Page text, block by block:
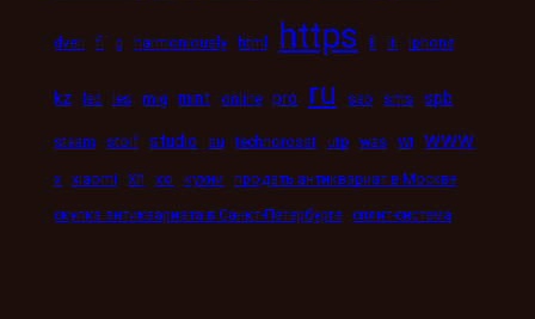
dveri fi g harmoniously html https ii iii iphone
kz led les mig mint online pro ru seo sms spb
steam stolf studio su technorosst utp was wi www
x xiaomi xn xxi кухни
продать антиквариат в Москве
скупка антиквариата в Санкт-Петербурге сплит-система